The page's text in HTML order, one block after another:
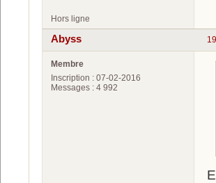
Hors ligne
Abyss
Membre
Inscription : 07-02-2016
Messages : 4 992